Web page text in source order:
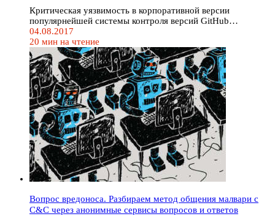
Критическая уязвимость в корпоративной версии
популярнейшей системы контроля версий GitHub…
04.08.2017
20 мин на чтение
Вопрос вредоноса. Разбираем метод общения малвари с
C&C через анонимные сервисы вопросов и ответов